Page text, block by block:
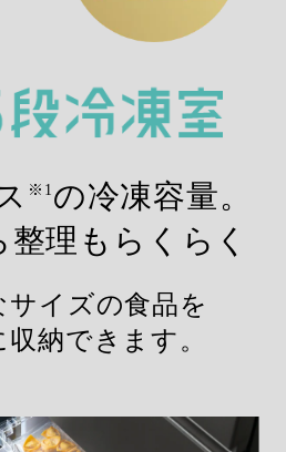
※1 の冷凍容量。
理もらくらく
サイズの食品を
納できます。